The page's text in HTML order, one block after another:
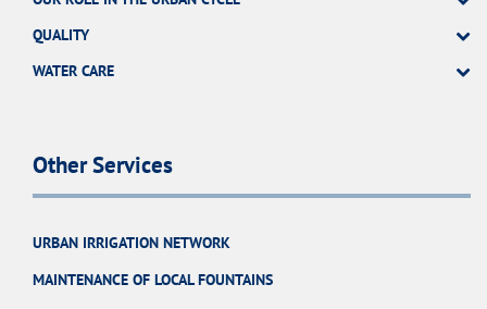
QUALITY
WATER CARE
Other Services
URBAN IRRIGATION NETWORK
MAINTENANCE OF LOCAL FOUNTAINS